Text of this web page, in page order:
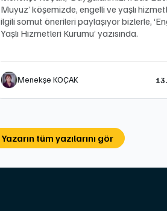
Muyuz’ köşemizde, engelli ve yaşlı
ilgili somut önerileri paylaşıyor bizlerle,
Yaşlı Hizmetleri Kurumu’ yazısında.
Menekşe KOÇAK
Yazarın tüm yazılarını gör